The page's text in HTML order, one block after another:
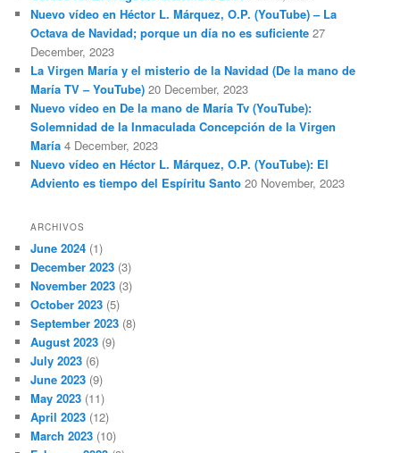
Nuevo vídeo en Héctor L. Márquez, O.P. (YouTube) – La
Octava de Navidad; porque un día no es suficiente 27
December, 2023
La Virgen María y el misterio de la Navidad (De la mano de
María TV – YouTube) 20 December, 2023
Nuevo vídeo en De la mano de María Tv (YouTube):
Solemnidad de la Inmaculada Concepción de la Virgen
María 4 December, 2023
Nuevo vídeo en Héctor L. Márquez, O.P. (YouTube): El
Adviento es tiempo del Espíritu Santo 20 November, 2023
ARCHIVOS
June 2024 (1)
December 2023 (3)
November 2023 (3)
October 2023 (5)
September 2023 (8)
August 2023 (9)
July 2023 (6)
June 2023 (9)
May 2023 (11)
April 2023 (12)
March 2023 (10)